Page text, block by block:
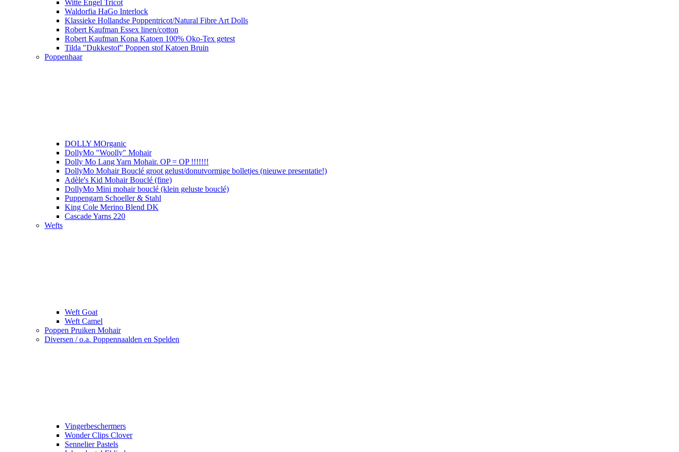
Witte Engel Tricot
Waldorfia HaGo Interlock
Klassieke Hollandse Poppentricot/Natural Fibre Art Dolls
Robert Kaufman Essex linen/cotton
Robert Kaufman Kona Katoen 100% Oko-Tex getest
Tilda "Dukkestof" Poppen stof Katoen Bruin
Poppenhaar
DOLLY MOrganic
DollyMo "Woolly" Mohair
Dolly Mo Lang Yarn Mohair. OP = OP !!!!!!!
DollyMo Mohair Bouclé groot gelust/donutvormige bolletjes (nieuwe presentatie!)
Adèle's Kid Mohair Bouclé (fine)
DollyMo Mini mohair bouclé (klein geluste bouclé)
Puppengarn Schoeller & Stahl
King Cole Merino Blend DK
Cascade Yarns 220
Wefts
Weft Goat
Weft Camel
Poppen Pruiken Mohair
Diversen / o.a. Poppennaalden en Spelden
Vingerbeschermers
Wonder Clips Clover
Sennelier Pastels